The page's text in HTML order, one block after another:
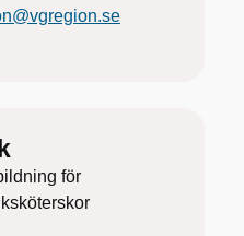
för